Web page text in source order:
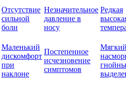
Отсутствие
сильной
боли
Незначительное
давление в
носу
Редкая
Маленький
дискомфорт
при
наклоне
Постепенное
исчезновение
симптомов